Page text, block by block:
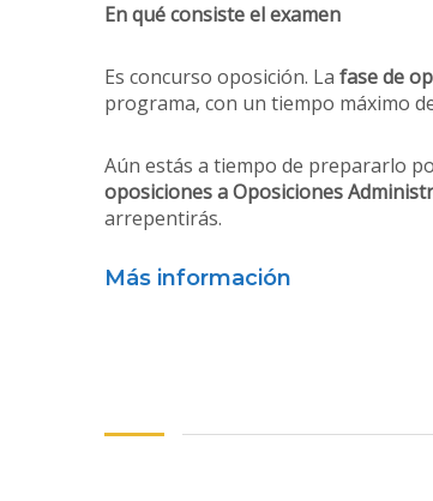
En qué consiste el examen
Es concurso oposición. La fase de
programa, con un tiempo máximo
Aún estás a tiempo de prepararlo
oposiciones a Oposiciones
arrepentirás.
Más información